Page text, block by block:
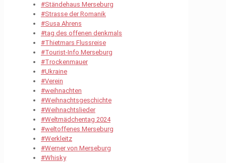
#Ständehaus Merseburg
#Strasse der Romanik
#Susa Ahrens
#tag des offenen denkmals
#Thietmars Flussreise
#Tourist-Info Merseburg
#Trockenmauer
#Ukraine
#Verein
#weihnachten
#Weihnachtsgeschichte
#Weihnachtslieder
#Weltmädchentag 2024
#weltoffenes Merseburg
#Werkleitz
#Werner von Merseburg
#Whisky